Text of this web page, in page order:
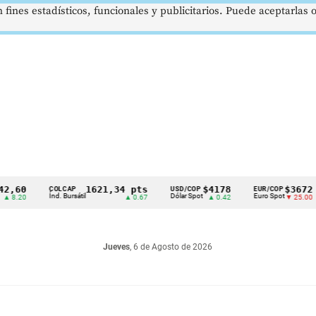
COLCAP
Índ. Bursátil
1621,34 pts USD/COP
Dólar Spot
$4178
▲ 0.42
EUR/COP
Euro Spot
$3672
▼ 25.00
Jueves, 6 de Agosto de 2026
estadísticos, funcionales y publicitarios. Puede aceptarlas